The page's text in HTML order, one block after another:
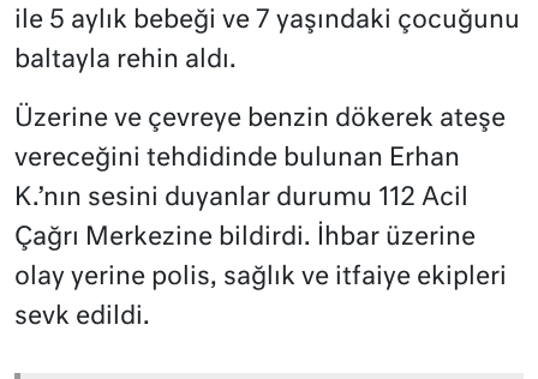
ile 5 aylık bebeği ve 7 yaşındaki çocuğunu
baltayla rehin aldı.
Üzerine ve çevreye benzin dökerek ateşe
vereceğini tehdidinde bulunan Erhan
K.’nın sesini duyanlar durumu 112 Acil
Çağrı Merkezine bildirdi. İhbar üzerine
olay yerine polis, sağlık ve itfaiye ekipleri
sevk edildi.